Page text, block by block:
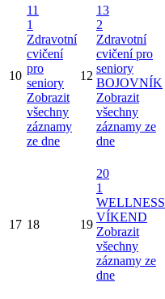
10
11
1
Zdravotní
cvičení
pro
seniory
Zobrazit
všechny
záznamy
ze dne
12
13
2
Zdravotní
cvičení pro
seniory
BOJOVNÍK
Zobrazit
všechny
záznamy ze
dne
17 18 19
20
1
WELLNESS
VÍKEND
Zobrazit
všechny
záznamy ze
dne